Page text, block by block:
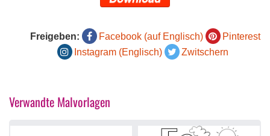
Freigeben: Facebook (auf Englisch)
Pinterest
Instagram (Englisch)
Zwitschern
Verwandte Malvorlagen